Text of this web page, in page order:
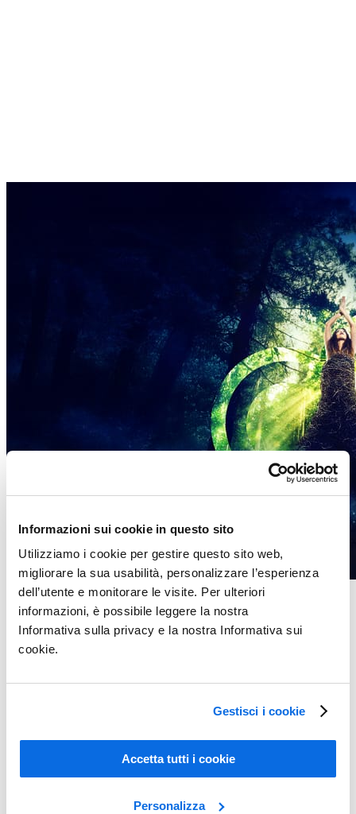
Informazioni sui cookie in questo sito
Utilizziamo i cookie per gestire questo sito web,
migliorare la sua usabilità, personalizzare l’esperienza
dell’utente e monitorare le visite. Per ulteriori
informazioni, è possibile leggere la nostra
Informativa sulla privacy e la nostra Informativa sui
cookie.
Gestisci i cookie
Accetta tutti i cookie
Personalizza
Growth Playbook 2025
Ulteriori informazioni